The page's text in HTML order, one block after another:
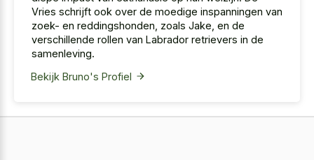
Vries schrijft ook over de moedige inspanningen van
zoek- en reddingshonden, zoals Jake, en de
verschillende rollen van Labrador retrievers in de
samenleving.
Bekijk Bruno's Profiel